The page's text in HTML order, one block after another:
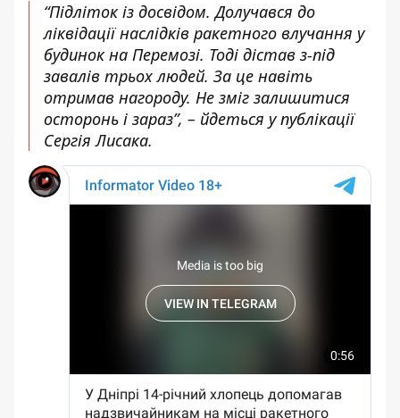
“Підліток із досвідом. Долучався до
ліквідації наслідків ракетного влучання у
будинок на Перемозі. Тоді дістав з-під
завалів трьох людей. За це навіть
отримав нагороду. Не зміг залишитися
осторонь і зараз”, – йдеться у публікації
Сергія Лисака.